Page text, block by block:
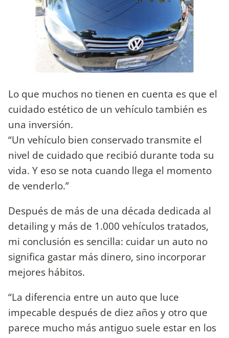
Lo que muchos no tienen en cuenta es que el
cuidado estético de un vehículo también es
una inversión.
“Un vehículo bien conservado transmite el
nivel de cuidado que recibió durante toda su
vida. Y eso se nota cuando llega el momento
de venderlo.”
Después de más de una década dedicada al
detailing y más de 1.000 vehículos tratados,
mi conclusión es sencilla: cuidar un auto no
significa gastar más dinero, sino incorporar
mejores hábitos.
“La diferencia entre un auto que luce
impecable después de diez años y otro que
parece mucho más antiguo suele estar en los